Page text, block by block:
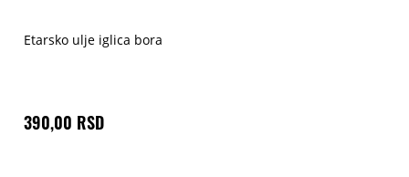
Etarsko ulje iglica bora
390,00 RSD